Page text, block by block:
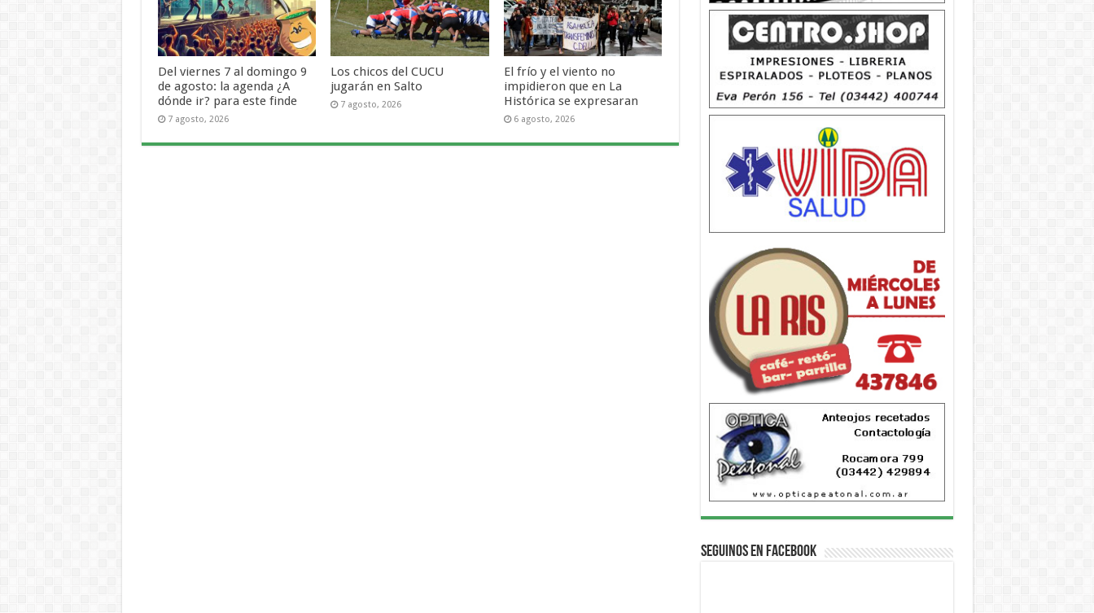
Del viernes 7 al domingo 9
de agosto: la agenda ¿A
dónde ir? para este finde
7 agosto, 2026
Los chicos del CUCU
jugarán en Salto
7 agosto, 2026
El frío y el viento no
impidieron que en La
Histórica se expresaran
6 agosto, 2026
Seguinos en Facebook